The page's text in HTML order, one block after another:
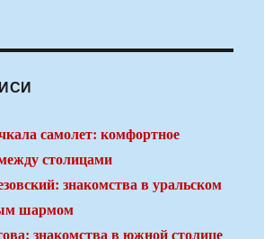
самолет: комфортное
столицами
знакомства в уральском
шармом
знакомства в южной столице